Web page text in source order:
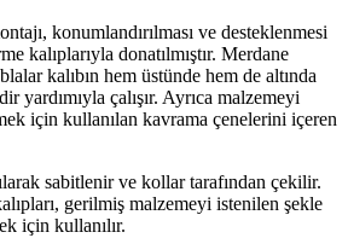
konumlandırılması ve desteklenmesi
kalıplarıyla donatılmıştır. Merdane
kalıbın hem üstünde hem de altında
yardımıyla çalışır. Ayrıca malzemeyi
için kullanılan kavrama çenelerini içeren
sabitlenir ve kollar tarafından çekilir.
gerilmiş malzemeyi istenilen şekle
için kullanılır.